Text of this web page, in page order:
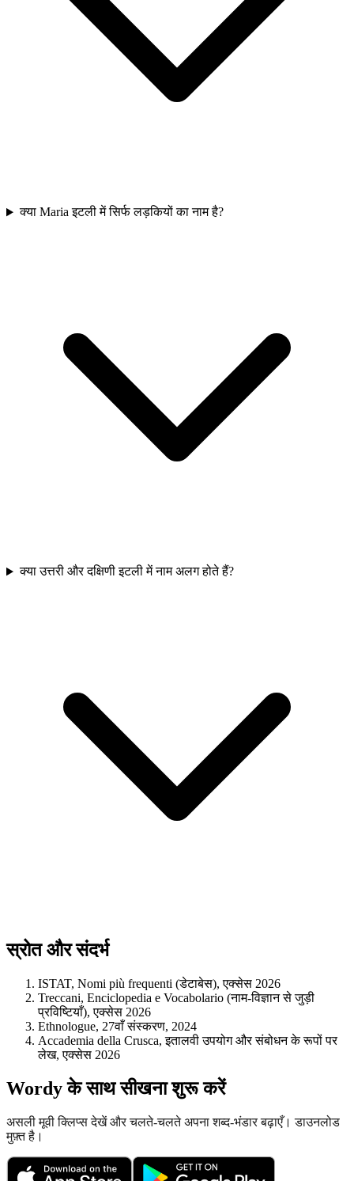
क्या Maria इटली में सिर्फ लड़कियों का नाम है?
क्या उत्तरी और दक्षिणी इटली में नाम अलग होते हैं?
स्रोत और संदर्भ
ISTAT, Nomi più frequenti (डेटाबेस), एक्सेस 2026
Treccani, Enciclopedia e Vocabolario (नाम-विज्ञान से जुड़ी
प्रविष्टियाँ), एक्सेस 2026
Ethnologue, 27वाँ संस्करण, 2024
Accademia della Crusca, इतालवी उपयोग और संबोधन के रूपों पर
लेख, एक्सेस 2026
Wordy के साथ सीखना शुरू करें
असली मूवी क्लिप्स देखें और चलते-चलते अपना शब्द-भंडार बढ़ाएँ। डाउनलोड
मुफ़्त है।